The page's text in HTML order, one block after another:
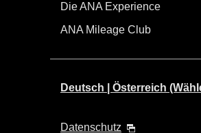
Die ANA Experience
ANA Mileage Club
Deutsch | Österreich
Datenschutz